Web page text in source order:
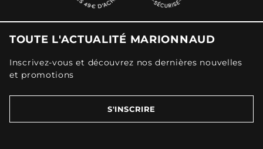
TOUTE L'ACTUALITÉ MARIONNAUD
Inscrivez-vous et découvrez nos dernières nouvelles
et promotions
S'INSCRIRE